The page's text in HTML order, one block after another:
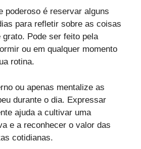
poderoso é reservar alguns
para refletir sobre as coisas
Pode ser feito pela
ou em qualquer momento
rotina.
ou apenas mentalize as
durante o dia. Expressar
ajuda a cultivar uma
e a reconhecer o valor das
cotidianas.